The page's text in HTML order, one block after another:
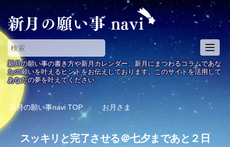
T
o
g
g
e
新月の願い事の書き方や新月カレンダー、新月にまつわるコラムであな
たの願いを叶えるヒントをお伝えしております。このサイトを活用して
あなたの夢を叶えてください。
新月の願い事navi TOP お月さま
スッキリと完了させる＠七夕まであと２日